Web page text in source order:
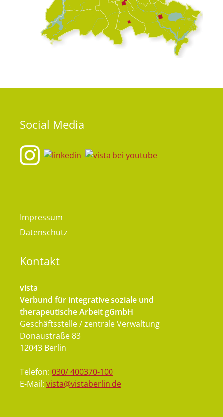
Social Media
Impressum
Datenschutz
Kontakt
vista
Verbund für integrative soziale und
therapeutische Arbeit gGmbH
Geschäftsstelle / zentrale Verwaltung
Donaustraße 83
12043 Berlin
Telefon: 030/ 400370-100
E-Mail: vista@vistaberlin.de